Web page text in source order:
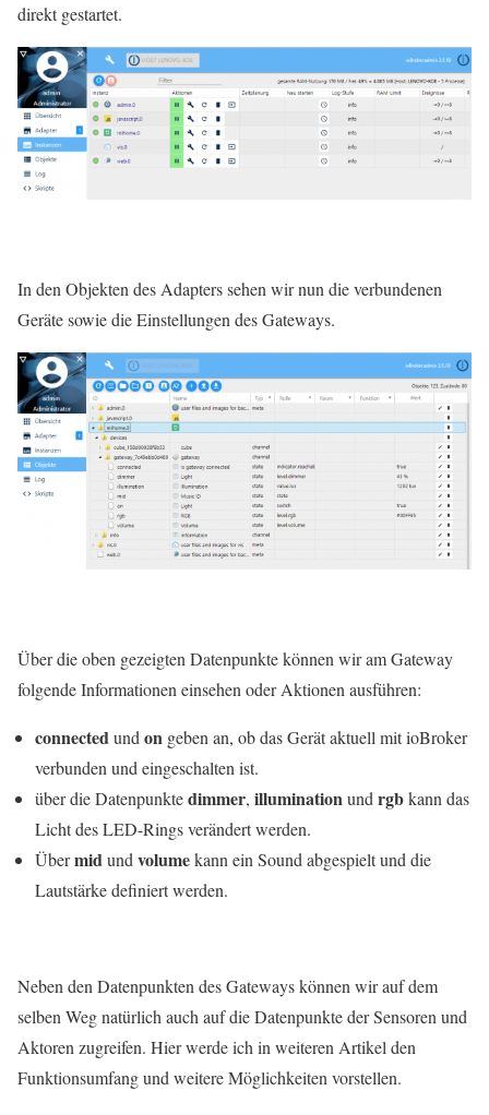
direkt gestartet.
In den Objekten des Adapters sehen wir nun die verbundenen
Geräte sowie die Einstellungen des Gateways.
Über die oben gezeigten Datenpunkte können wir am Gateway
folgende Informationen einsehen oder Aktionen ausführen:
connectedund on geben an, ob das Gerät aktuell mit ioBroker
verbunden und eingeschalten ist.
über die Datenpunktedimmer, illuminationund rgbkann das
Licht des LED-Rings verändert werden.
Übermidund volumekann ein Sound abgespielt und die
Lautstärke definiert werden.
Neben den Datenpunkten des Gateways können wir auf dem
selben Weg natürlich auch auf die Datenpunkte der Sensoren und
Aktoren zugreifen. Hier werde ich in weiteren Artikel den
Funktionsumfang und weitere Möglichkeiten vorstellen.